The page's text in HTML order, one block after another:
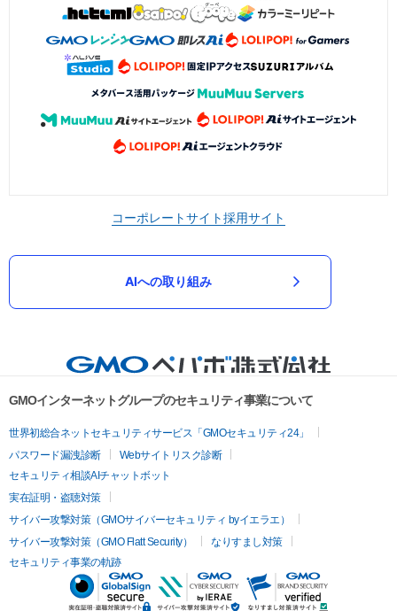
コーポレートサイト採用サイト
AIへの取り組み
GMOインターネットグループのセキュリティ事業について
世界初総合ネットセキュリティサービス「GMOセキュリティ24」
パスワード漏洩診断
Webサイトリスク診断
セキュリティ相談AIチャットボット
実在証明・盗聴対策
サイバー攻撃対策（GMOサイバーセキュリティ byイエラエ）
サイバー攻撃対策（GMO Flatt Security）
なりすまし対策
セキュリティ事業の軌跡